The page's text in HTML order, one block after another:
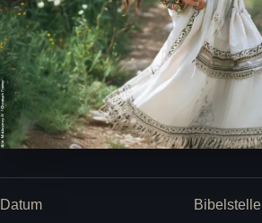
Datum
Bibelstelle